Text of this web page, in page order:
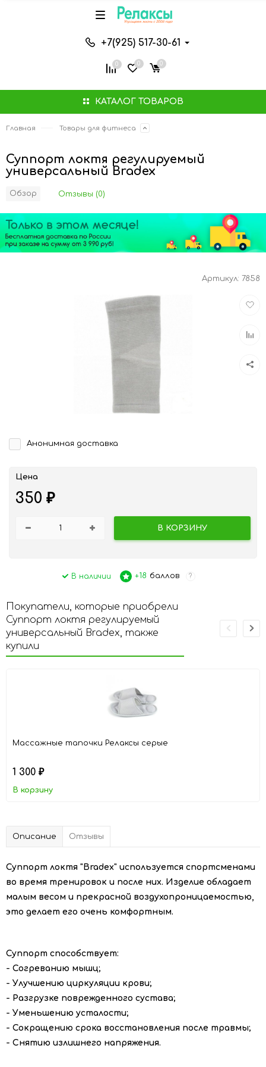
КАТАЛОГ ТОВАРОВ
+7(925) 517-30-61
0 0 0
Главная Товары для фитнеса
Суппорт локтя регулируемый
универсальный Bradex
Обзор Отзывы (0)
Артикул: 7858
Анонимная доставка
Цена
350 ₽
В КОРЗИНУ
+18 баллов ?
В наличии
Покупатели, которые приобрели
Суппорт локтя регулируемый
универсальный Bradex, также
купили
Массажные тапочки Релаксы серые
1 300 ₽
В корзину
Описание Отзывы
Суппорт локтя "Bradex" используется спортсменами
во время тренировок и после них. Изделие обладает
малым весом и прекрасной воздухопроницаемостью,
это делает его очень комфортным.
Суппорт способствует:
- Согреванию мышц;
- Улучшению циркуляции крови;
- Разгрузке поврежденного сустава;
- Уменьшению усталости;
- Сокращению срока восстановления после травмы;
- Снятию излишнего напряжения.